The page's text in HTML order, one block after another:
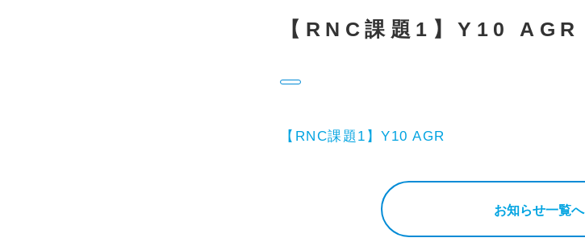
【RNC課題1】Y10 AGR
【RNC課題1】Y10 AGR
お知らせ一覧へ